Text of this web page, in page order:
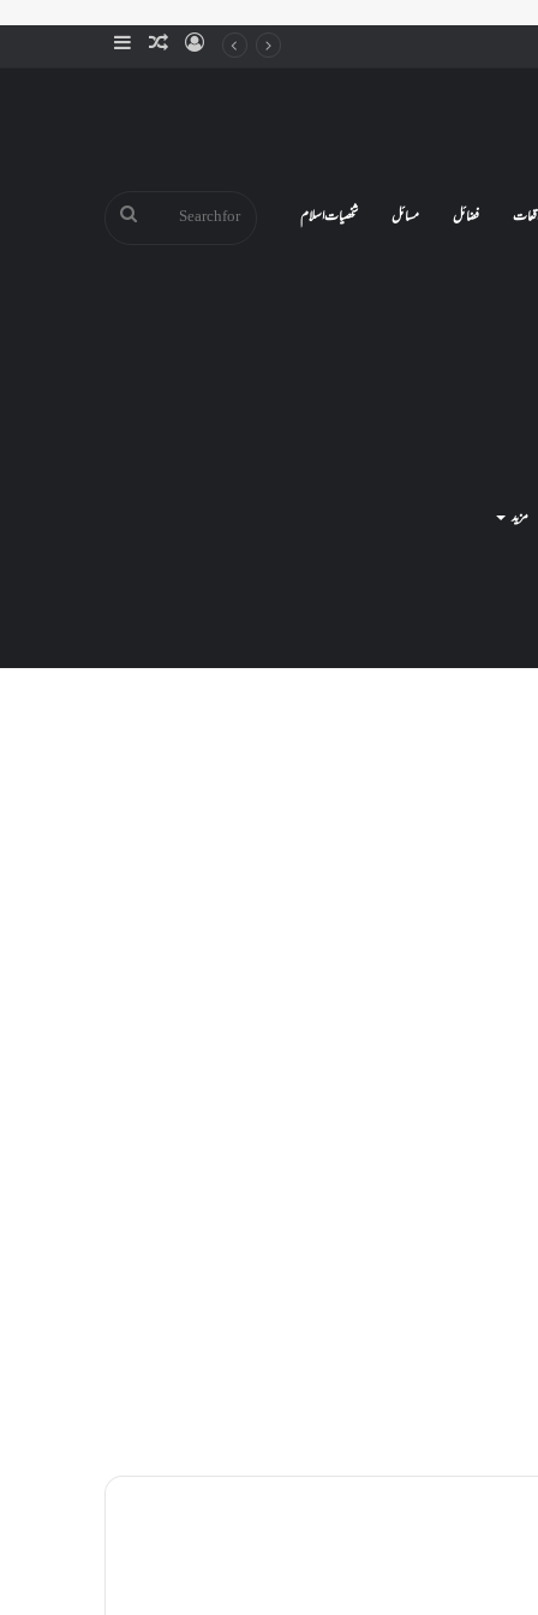
SidebarRandomLog
فضائل مسائل شخصیات اسلام
مزید
Search